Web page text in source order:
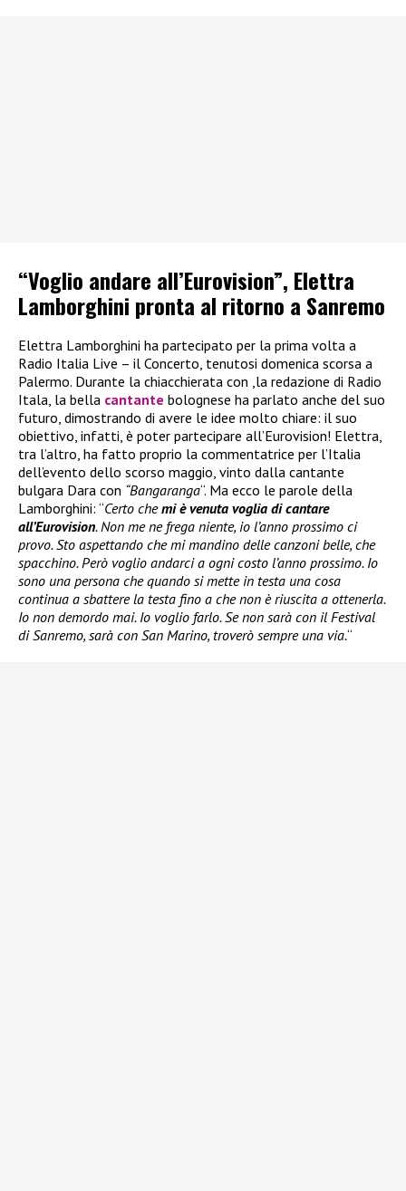
“Voglio andare all’Eurovision”, Elettra
Lamborghini pronta al ritorno a Sanremo
Elettra Lamborghini ha partecipato per la prima volta a
Radio Italia Live – il Concerto, tenutosi domenica scorsa a
Palermo. Durante la chiacchierata con ,la redazione di Radio
Itala, la bella cantante bolognese ha parlato anche del suo
futuro, dimostrando di avere le idee molto chiare: il suo
obiettivo, infatti, è poter partecipare all’Eurovision! Elettra,
tra l’altro, ha fatto proprio la commentatrice per l’Italia
dell’evento dello scorso maggio, vinto dalla cantante
bulgara Dara con “Bangaranga“. Ma ecco le parole della
Lamborghini: “Certo chemi è venuta voglia di cantare
all’Eurovision. Non me ne frega niente, io l’anno prossimo ci
provo. Sto aspettando che mi mandino delle canzoni belle, che
spacchino. Però voglio andarci a ogni costo l’anno prossimo. Io
sono una persona che quando si mette in testa una cosa
continua a sbattere la testa fino a che non è riuscita a ottenerla.
Io non demordo mai. Io voglio farlo. Se non sarà con il Festival
di Sanremo, sarà con San Marino, troverò sempre una via.“